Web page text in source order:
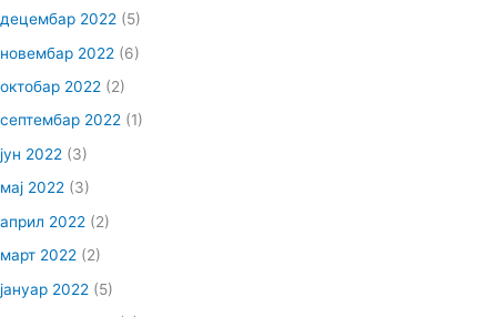
децембар 2022 (5)
новембар 2022 (6)
октобар 2022 (2)
септембар 2022 (1)
јун 2022 (3)
мај 2022 (3)
април 2022 (2)
март 2022 (2)
јануар 2022 (5)